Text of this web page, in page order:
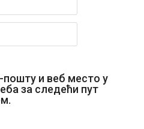
пошту и веб место у
за следећи пут